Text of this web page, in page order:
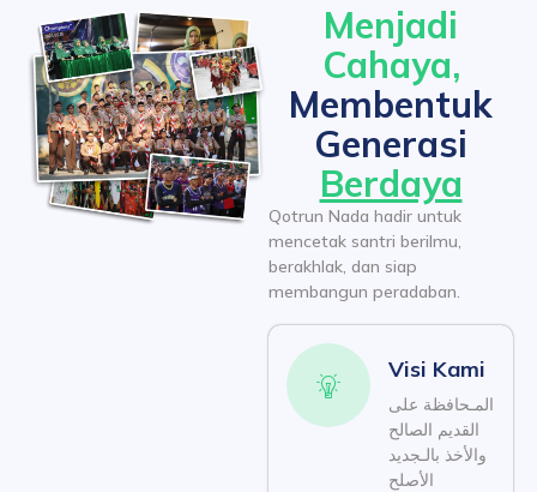
Menjadi
Cahaya,
Membentuk
Generasi
Berdaya
Qotrun Nada hadir untuk
mencetak santri berilmu,
berakhlak, dan siap
membangun peradaban.
Visi Kami
المـحافظة على
القديم الصالح
والأخذ بالـجديد
الأصلح